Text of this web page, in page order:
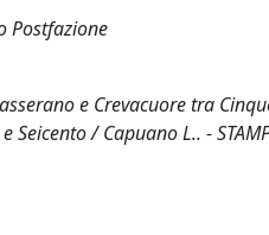
Postfazione
e Crevacuore tra
Seicento / Capuano L.. -